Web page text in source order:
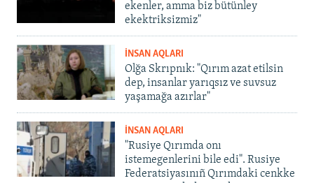
ekenler, amma biz bütünley
ekektriksizmiz"
İNSAN AQLARI
Olğa Skrıpnık: "Qırım azat etilsin
dep, insanlar yarıqsız ve suvsuz
yaşamağa azırlar"
İNSAN AQLARI
"Rusiye Qırımda onı
istemegenlerini bile edi". Rusiye
Federatsiyasınıñ Qırımdaki cenkke